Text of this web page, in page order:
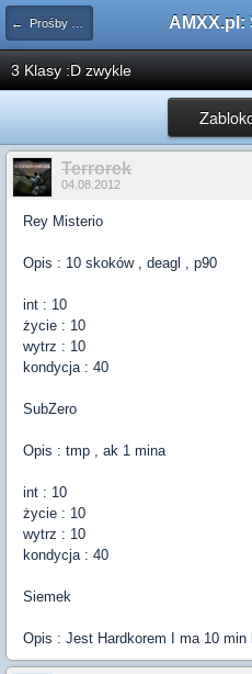
← Prośby o Klasę/Perk
3 Klasy :D zwykle
Terrorek
04.08.2012
Rey Misterio
Opis : 10 skoków , deagl , p90
int : 10
życie : 10
wytrz : 10
kondycja : 40
SubZero
Opis : tmp , ak 1 mina
int : 10
życie : 10
wytrz : 10
kondycja : 40
Siemek
Opis : Jest Hardkorem I ma 10